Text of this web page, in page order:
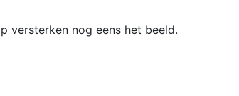
versterken nog eens het beeld.